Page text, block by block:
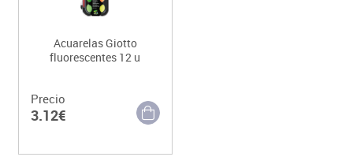
Acuarelas Giotto
fluorescentes 12 u
Precio
3.12€